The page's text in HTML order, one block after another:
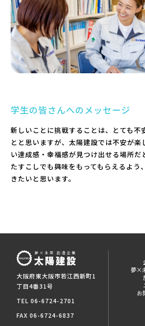
学生の皆さんへのメッセージ
新しいことに挑戦することは、とても不
とと思いますが、太陽建設では不安が楽
い達成感・幸福感が見つけ出せる場所だ
たすこしでも興味をもってもらえるよう
きたいと思います。
大阪府東大阪市若江西新町1
丁目4番31号
TEL 06-6724-2701
FAX 06-6724-6837
夢×
お